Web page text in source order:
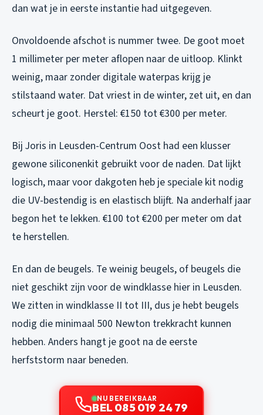
dan wat je in eerste instantie had uitgegeven.
Onvoldoende afschot is nummer twee. De goot moet
1 millimeter per meter aflopen naar de uitloop. Klinkt
weinig, maar zonder digitale waterpas krijg je
stilstaand water. Dat vriest in de winter, zet uit, en dan
scheurt je goot. Herstel: €150 tot €300 per meter.
Bij Joris in Leusden-Centrum Oost had een klusser
gewone siliconenkit gebruikt voor de naden. Dat lijkt
logisch, maar voor dakgoten heb je speciale kit nodig
die UV-bestendig is en elastisch blijft. Na anderhalf jaar
begon het te lekken. €100 tot €200 per meter om dat
te herstellen.
En dan de beugels. Te weinig beugels, of beugels die
niet geschikt zijn voor de windklasse hier in Leusden.
We zitten in windklasse II tot III, dus je hebt beugels
nodig die minimaal 500 Newton trekkracht kunnen
hebben. Anders hangt je goot na de eerste
herfststorm naar beneden.
NU BEREIKBAAR
BEL 085 019 24 79